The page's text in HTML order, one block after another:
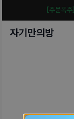
[주문폭주]
자기만의방